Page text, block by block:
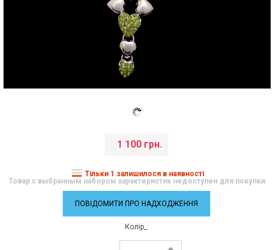
1 100 грн.
Тільки 1 залишилося в наявності
Товар с выбранным набором характеристик недоступен для покупки
ПОВІДОМИТИ ПРО НАДХОДЖЕННЯ
Колір_: